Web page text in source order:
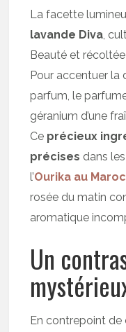
La facette
lavande Diva,
Beauté et
Pour accentuer la
parfum, le
géranium d’une
Ce précieux
précises dans
l’Ourika au Maroc
rosée du matin
aromatique
Un
En contrepoint de